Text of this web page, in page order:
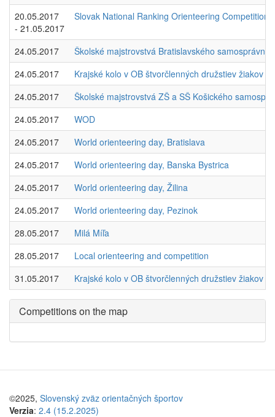
20.05.2017
- 21.05.2017
Slovak National Ranking Orienteering Competition
24.05.2017
Školské majstrovstvá Bratislavského
24.05.2017
Krajské kolo v OB štvorčlenných družstiev žiakov
24.05.2017
Školské majstrovstvá ZŠ a SŠ Košického
24.05.2017
WOD
24.05.2017
World orienteering day, Bratislava
24.05.2017
World orienteering day, Banska Bystrica
24.05.2017
World orienteering day, Žilina
24.05.2017
World orienteering day, Pezinok
28.05.2017
Milá Míľa
28.05.2017
Local orienteering and competition
31.05.2017
Krajské kolo v OB štvorčlenných družstiev žiakov
Competitions on the map
©2025, Slovenský zväz orientačných športov
Verzia: 2.4 (15.2.2025)